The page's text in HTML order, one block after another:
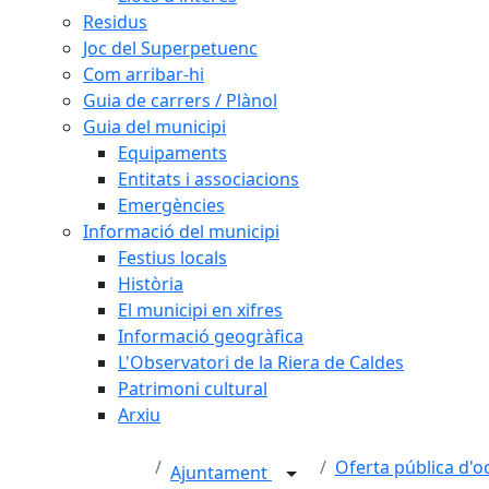
Residus
Joc del Superpetuenc
Com arribar-hi
Guia de carrers / Plànol
Guia del municipi
Equipaments
Entitats i associacions
Emergències
Informació del municipi
Festius locals
Història
El municipi en xifres
Informació geogràfica
L'Observatori de la Riera de Caldes
Patrimoni cultural
Arxiu
Ajuntament Oferta pública